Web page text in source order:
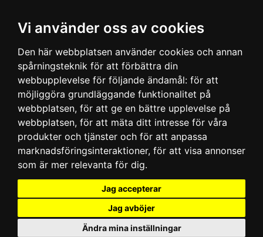
Vi använder oss av cookies
Den här webbplatsen använder cookies och annan
spårningsteknik för att förbättra din
webbupplevelse för följande ändamål: för att
möjliggöra grundläggande funktionalitet på
webbplatsen, för att ge en bättre upplevelse på
webbplatsen, för att mäta ditt intresse för våra
produkter och tjänster och för att anpassa
marknadsföringsinteraktioner, för att visa annonser
som är mer relevanta för dig.
Jag accepterar
Jag avböjer
Ändra mina inställningar